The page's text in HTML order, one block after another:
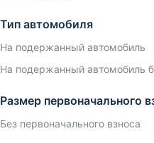
Тип автомобиля
На подержанный автомобиль
На подержанный автомобиль
Размер первоначального
Без первоначального взноса